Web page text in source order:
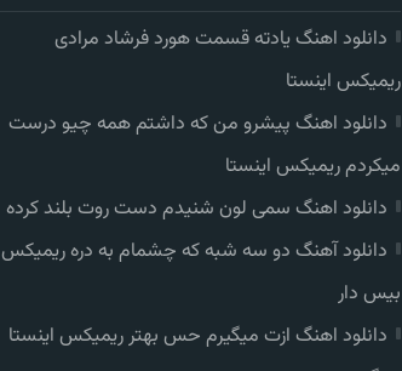
دانلود اهنگ یادته قسمت هورد فرشاد مرادی
ریمیکس اینستا
دانلود اهنگ پیشرو من که داشتم همه چیو درست
میکردم ریمیکس اینستا
دانلود اهنگ سمی لون شنیدم دست روت بلند کرده
دانلود آهنگ دو سه شبه که چشمام به دره ریمیکس
بیس دار
دانلود اهنگ ازت میگیرم حس بهتر ریمیکس اینستا